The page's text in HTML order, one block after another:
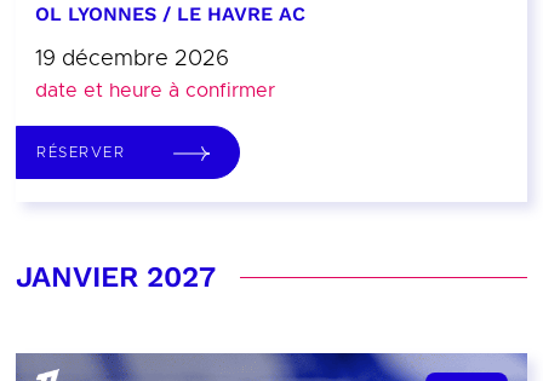
OL LYONNES / LE HAVRE AC
19 décembre 2026
date et heure à confirmer
RÉSERVER
JANVIER 2027